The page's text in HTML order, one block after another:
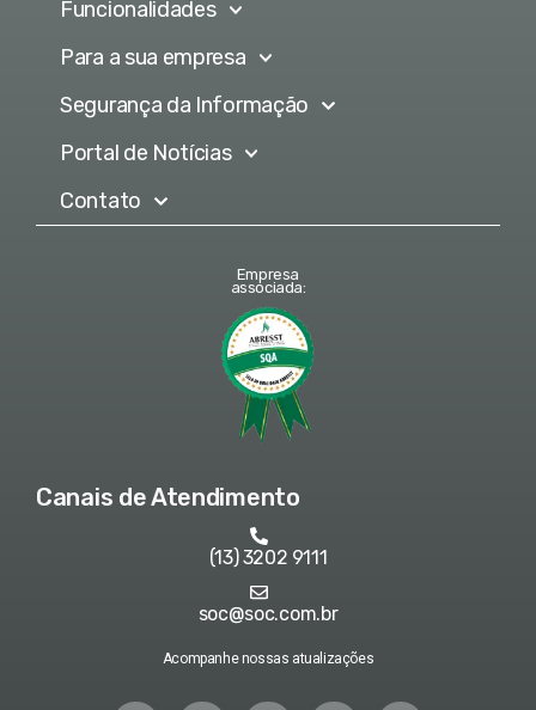
Funcionalidades
Para a sua empresa
Segurança da Informação
Portal de Notícias
Contato
Empresa
associada:
Canais de Atendimento
(13) 3202 9111
soc@soc.com.br
Acompanhe nossas atualizações